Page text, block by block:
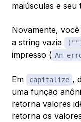
maiúsculas e seu
Novamente,
a string vazia
impresso ( An
Em capitalize ,
uma função
retorna valores
retorna os